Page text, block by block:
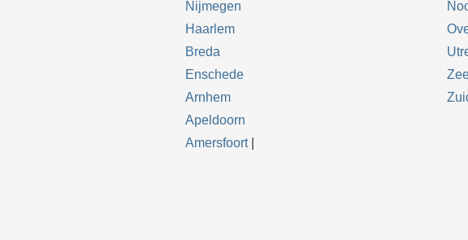
Nijmegen
Haarlem
Breda
Enschede
Arnhem
Apeldoorn
Amersfoort|